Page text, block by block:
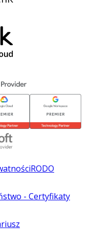
RODO
- Certyfikaty